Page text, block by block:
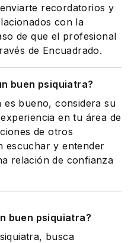
recordatorios y
con la
de que el profesional
de Encuadrado.
buen psiquiatra?
es bueno, considera su
en tu área de
de otros
escuchar y entender
relación de confianza
buen psiquiatra?
busca